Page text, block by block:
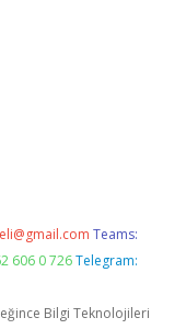
Teams:
606 0 726 Telegram:
Bilgi Teknolojileri